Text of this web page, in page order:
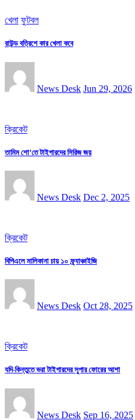
খেলা ফুটবল
রাউন্ড বত্রিশে কার খেলা কবে
News Desk Jun 29, 2026
ক্রিকেট
তামিম শো’তে টাইগারদের সিরিজ জয়
News Desk Dec 2, 2025
ক্রিকেট
বিপিএলে মালিকানা চায় ১০ ফ্র্যাঞ্চাইজি
News Desk Oct 28, 2025
ক্রিকেট
যদি-কিন্তুতে ভরা টাইগারদের সুপার ফোরের আশা
News Desk Sep 16, 2025